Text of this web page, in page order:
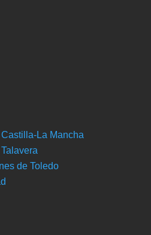
La Mancha
de Toledo